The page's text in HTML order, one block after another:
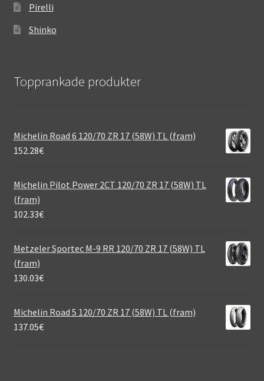
Pirelli
Shinko
Topprankade produkter
Michelin Road 6 120/70 ZR 17 (58W) TL (fram)
152.28€
Michelin Pilot Power 2CT 120/70 ZR 17 (58W) TL
(fram)
102.33€
Metzeler Sportec M-9 RR 120/70 ZR 17 (58W) TL
(fram)
130.03€
Michelin Road 5 120/70 ZR 17 (58W) TL (fram)
137.05€